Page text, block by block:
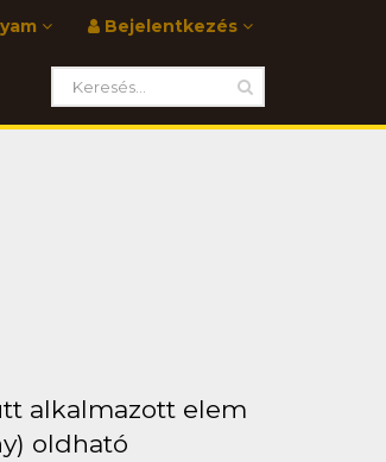
Bejelentkezés
alkalmazott elem
oldható